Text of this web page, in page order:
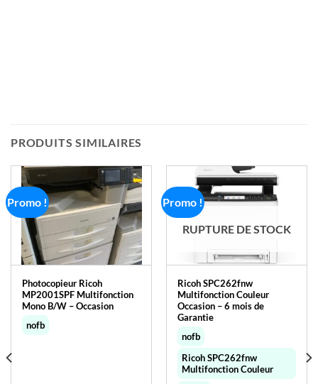
PRODUITS SIMILAIRES
Promo !
Photocopieur Ricoh
MP2001SPF Multifonction
Mono B/W – Occasion
nofb
Promo !
RUPTURE DE STOCK
Ricoh SPC262fnw
Multifonction Couleur
Occasion – 6 mois de
Garantie
nofb
Ricoh SPC262fnw
Multifonction Couleur